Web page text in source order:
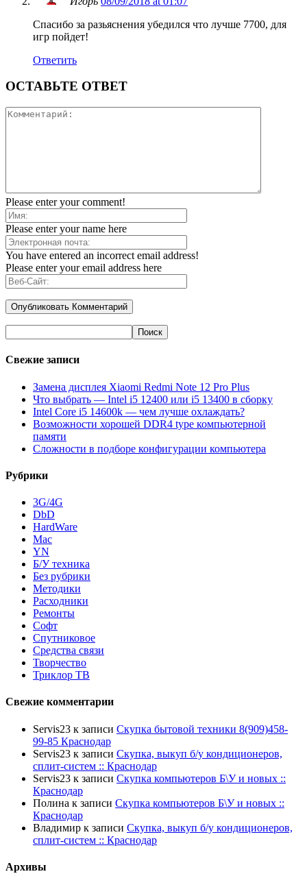
Спасибо за разьяснения убедился что лучше 7700, для
игр пойдет!
Ответить
ОСТАВЬТЕ ОТВЕТ
Please enter your comment!
Please enter your name here
You have entered an incorrect email address!
Please enter your email address here
Свежие записи
Замена дисплея Xiaomi Redmi Note 12 Pro Plus
Что выбрать — Intel i5 12400 или i5 13400 в сборку
Intel Core i5 14600k — чем лучше охлаждать?
Возможности хорошей DDR4 type компьютерной
памяти
Сложности в подборе конфигурации компьютера
Рубрики
3G/4G
DbD
HardWare
Mac
YN
Б/У техника
Без рубрики
Методики
Расходники
Ремонты
Софт
Спутниковое
Средства связи
Творчество
Триклор ТВ
Свежие комментарии
Servis23 к записи Скупка бытовой техники 8(909)458-
99-85 Краснодар
Servis23 к записи Скупка, выкуп б/у кондиционеров,
сплит-систем :: Краснодар
Servis23 к записи Скупка компьютеров Б\У и новых ::
Краснодар
Полина к записи Скупка компьютеров Б\У и новых ::
Краснодар
Владимир к записи Скупка, выкуп б/у кондиционеров,
сплит-систем :: Краснодар
Архивы